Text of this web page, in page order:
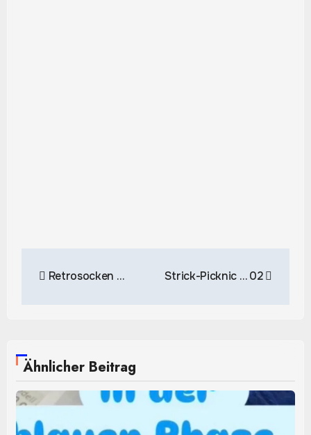
Retrosocken … Strick-Picknic … 02
Ähnlicher Beitrag